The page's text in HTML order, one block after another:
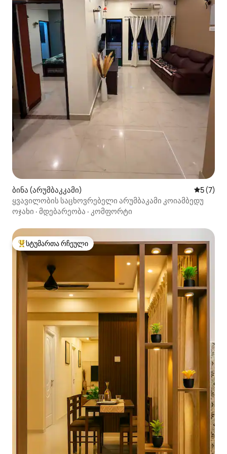
ბინა (არუმბაკკამი)
5 (7)
ყვავილობის საცხოვრებელი არუმბაკამი კოიამბედუ
ოჯახი · მდებარეობა · კომფორტი
სტუმართა რჩეული მოწინავე ვარიანტი
სტუმართა რჩეული